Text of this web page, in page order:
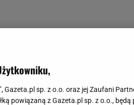
Gazeta.pl sp. z o.o. oraz jej Zaufani
powiązaną z Gazeta.pl sp. z o.o.,